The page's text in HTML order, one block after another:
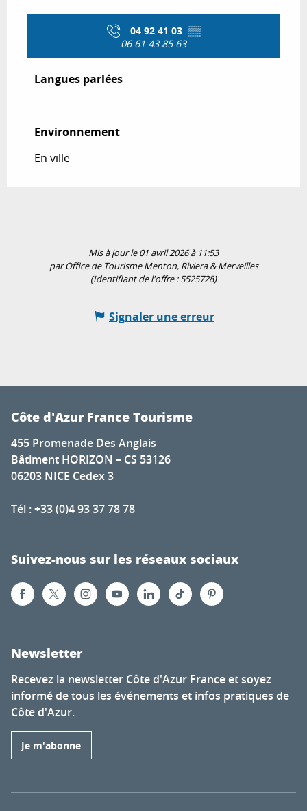
04 92 41 03 ▒▒
06 61 43 85 63
Langues parlées
Langues parlées
Environnement
Environnement
En ville
Mis à jour le 01 avril 2026 à 11:53
par Office de Tourisme Menton, Riviera & Merveilles
(Identifiant de l'offre :5525728)
Signaler une erreur
Côte d'Azur France Tourisme
455 Promenade Des Anglais
Bâtiment HORIZON – CS 53126
06203 NICE Cedex 3
Tél : +33 (0)4 93 37 78 78
Suivez-nous sur les réseaux sociaux
Newsletter
Recevez la newsletter Côte d'Azur France et soyez
informé de tous les événements et infos pratiques de
Côte d'Azur.
Je m'abonne